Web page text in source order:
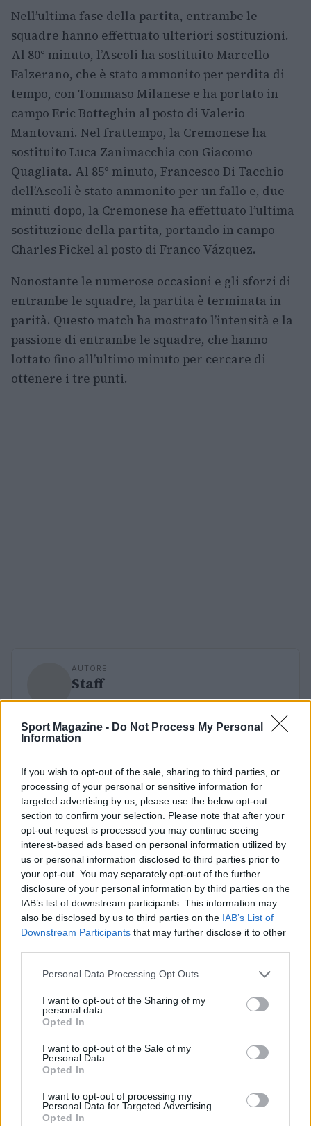
Sport Magazine - Do Not Process My Personal
Information
If you wish to opt-out of the sale, sharing to third parties, or
processing of your personal or sensitive information for
targeted advertising by us, please use the below opt-out
section to confirm your selection. Please note that after your
opt-out request is processed you may continue seeing
interest-based ads based on personal information utilized by
us or personal information disclosed to third parties prior to
your opt-out. You may separately opt-out of the further
disclosure of your personal information by third parties on the
IAB’s list of downstream participants. This information may
also be disclosed by us to third parties on the IAB’s List of
Downstream Participants that may further disclose it to other
Please note that this website/app uses one or more Google
not limited to your visit or usage behaviour. You may click to
grant or deny consent to Google and its third-party tags to
use your data for below specified purposes in below Google
consent section.
Personal Data Processing Opt Outs
I want to opt-out of the Sharing of my
personal data.
Opted In
I want to opt-out of the Sale of my
Personal Data.
Opted In
I want to opt-out of processing my
Personal Data for Targeted Advertising.
Opted In
Nell’ultima fase della partita, entrambe le
squadre hanno effettuato ulteriori sostituzioni.
Al 80° minuto, l’Ascoli ha sostituito Marcello
Falzerano, che è stato ammonito per perdita di
tempo, con Tommaso Milanese e ha portato in
campo Eric Botteghin al posto di Valerio
Mantovani. Nel frattempo, la Cremonese ha
sostituito Luca Zanimacchia con Giacomo
Quagliata. Al 85° minuto, Francesco Di Tacchio
dell’Ascoli è stato ammonito per un fallo e, due
minuti dopo, la Cremonese ha effettuato l’ultima
sostituzione della partita, portando in campo
Charles Pickel al posto di Franco Vázquez.
Nonostante le numerose occasioni e gli sforzi di
entrambe le squadre, la partita è terminata in
parità. Questo match ha mostrato l’intensità e la
passione di entrambe le squadre, che hanno
lottato fino all’ultimo minuto per cercare di
ottenere i tre punti.
AUTORE
Staff
Continua a leggere
Serie A, l’Inter chiude a 87 punti: il distacco dal Napoli
è di 11 lunghezze
Francesca Lombardi · 5 Giu 2026